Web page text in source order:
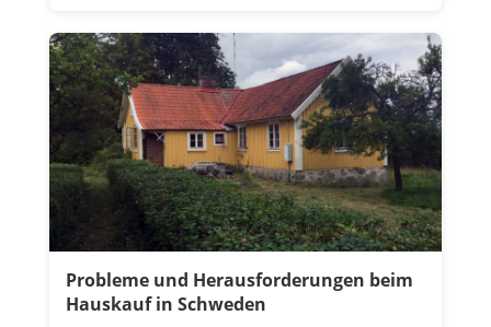
Probleme und Herausforderungen beim
Hauskauf in Schweden